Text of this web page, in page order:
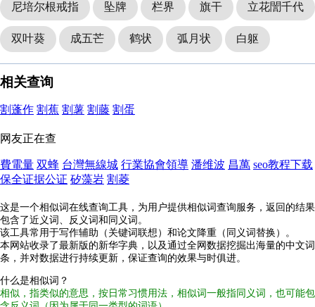
尼培尔根戒指 坠牌 栏界 旗干 立花誾千代
双叶葵 成五芒 鹤状 弧月状 白躯
相关查询
割蓬作 割蕉 割薯 割藤 割蛋
网友正在查
費電量 双蜂 台灣無線城 行業協會領導 潘维波 昌萬 seo教程下载
保全证据公证 矽藻岩 割菱
这是一个相似词在线查询工具，为用户提供相似词查询服务，返回的结果
包含了近义词、反义词和同义词。
该工具常用于写作辅助（关键词联想）和论文降重（同义词替换）。
本网站收录了最新版的新华字典，以及通过全网数据挖掘出海量的中文词
条，并对数据进行持续更新，保证查询的效果与时俱进。
什么是相似词？
相似，指类似的意思，按日常习惯用法，相似词一般指同义词，也可能包